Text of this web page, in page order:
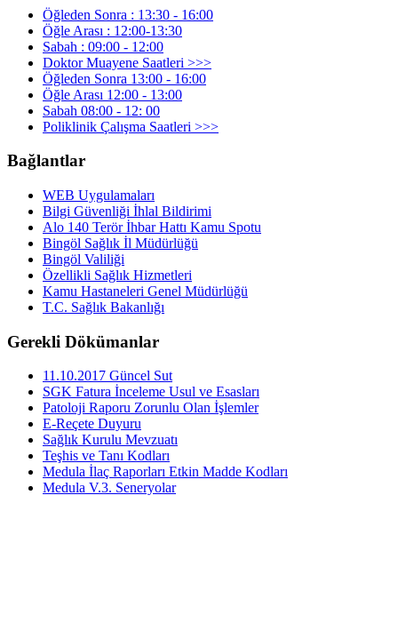
Öğleden Sonra : 13:30 - 16:00
Öğle Arası : 12:00-13:30
Sabah : 09:00 - 12:00
Doktor Muayene Saatleri >>>
Öğleden Sonra 13:00 - 16:00
Öğle Arası 12:00 - 13:00
Sabah 08:00 - 12: 00
Poliklinik Çalışma Saatleri >>>
Bağlantlar
WEB Uygulamaları
Bilgi Güvenliği İhlal Bildirimi
Alo 140 Terör İhbar Hattı Kamu Spotu
Bingöl Sağlık İl Müdürlüğü
Bingöl Valiliği
Özellikli Sağlık Hizmetleri
Kamu Hastaneleri Genel Müdürlüğü
T.C. Sağlık Bakanlığı
Gerekli Dökümanlar
11.10.2017 Güncel Sut
SGK Fatura İnceleme Usul ve Esasları
Patoloji Raporu Zorunlu Olan İşlemler
E-Reçete Duyuru
Sağlık Kurulu Mevzuatı
Teşhis ve Tanı Kodları
Medula İlaç Raporları Etkin Madde Kodları
Medula V.3. Seneryolar